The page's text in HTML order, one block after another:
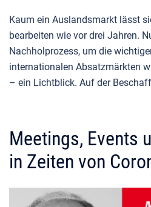
Kaum ein Auslandsmarkt lässt
bearbeiten wie vor drei Jahren.
Nachholprozess, um die
internationalen Absatzmärkten
– ein Lichtblick. Auf der
Meetings, Events
in Zeiten von